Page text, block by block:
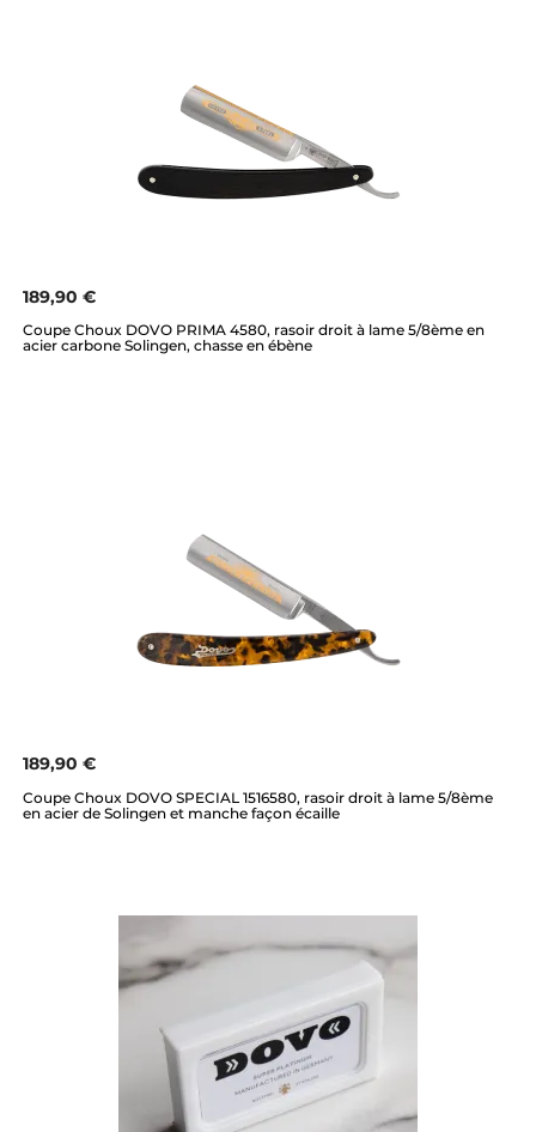
189,90 €
Coupe Choux DOVO PRIMA 4580, rasoir droit à lame 5/8ème en
acier carbone Solingen, chasse en ébène
189,90 €
Coupe Choux DOVO SPECIAL 1516580, rasoir droit à lame 5/8ème
en acier de Solingen et manche façon écaille